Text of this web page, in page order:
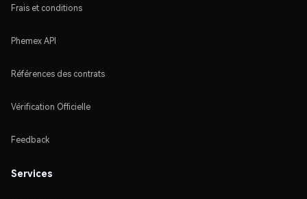
Frais et conditions
Phemex API
Références des contrats
Vérification Officielle
Feedback
Services